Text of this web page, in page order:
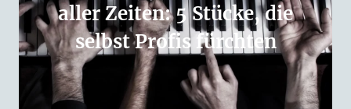
aller Zeiten: 5 Stücke, die
selbst Profis fürchten